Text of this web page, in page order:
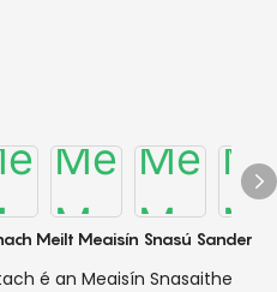
Meilt Meaisín Snasú Sander
é an Meaisín Snasaithe